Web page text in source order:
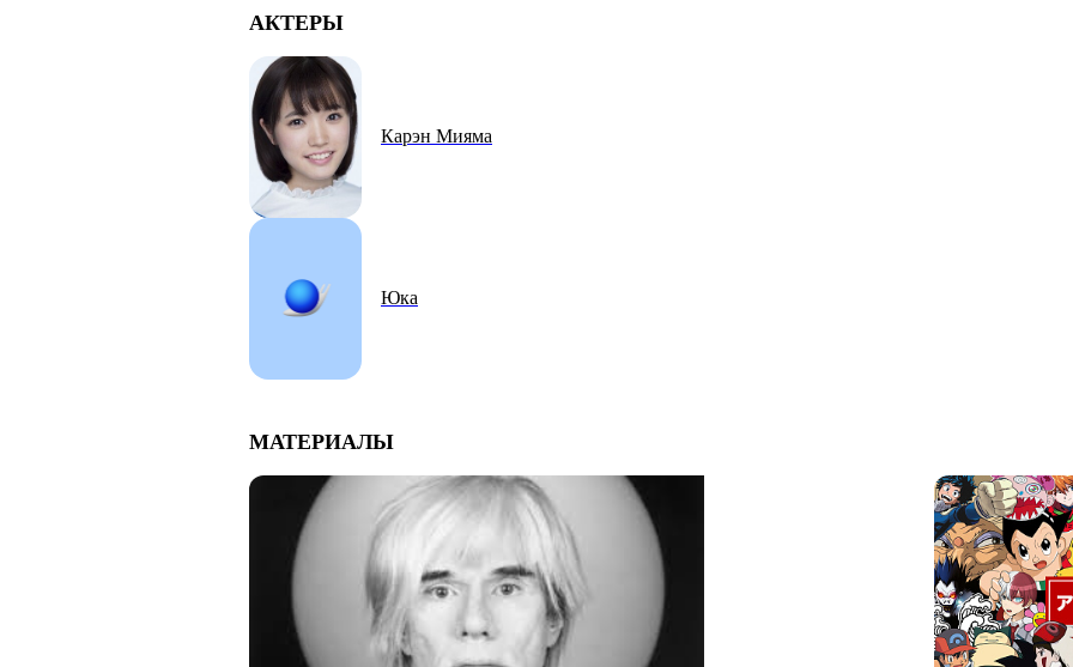
АКТЕРЫ
Карэн Мияма
Юка
МАТЕРИАЛЫ